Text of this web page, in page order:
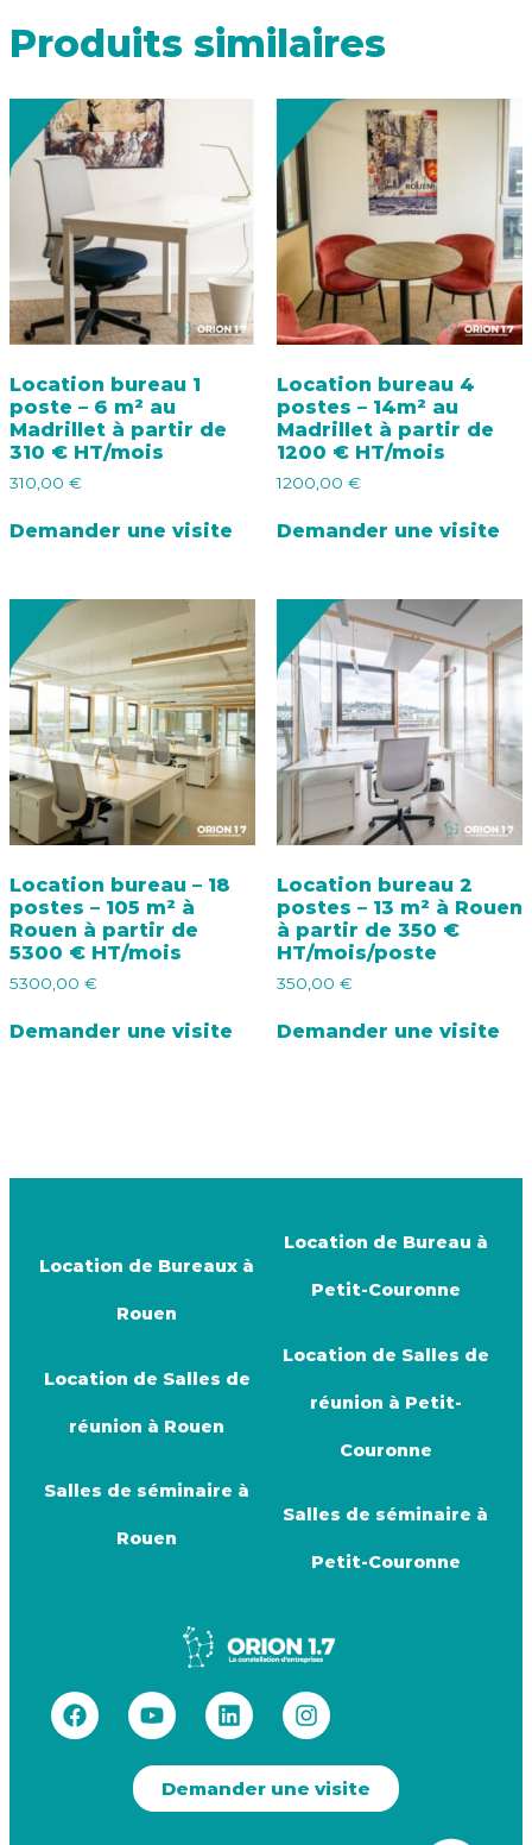
Produits similaires
Location bureau 1
poste – 6 m² au
Madrillet à partir de
310 € HT/mois
310,00 €
Demander une visite
Location bureau 4
postes – 14m² au
Madrillet à partir de
1200 € HT/mois
1200,00 €
Demander une visite
Location bureau – 18
postes – 105 m² à
Rouen à partir de
5300 € HT/mois
5300,00 €
Demander une visite
Location bureau 2
postes – 13 m² à Rouen
à partir de 350 €
HT/mois/poste
350,00 €
Demander une visite
Location de Bureaux à
Rouen
Location de Salles de
réunion à Rouen
Salles de séminaire à
Rouen
Location de Bureau à
Petit-Couronne
Location de Salles de
réunion à Petit-
Couronne
Salles de séminaire à
Petit-Couronne
Demander une visite